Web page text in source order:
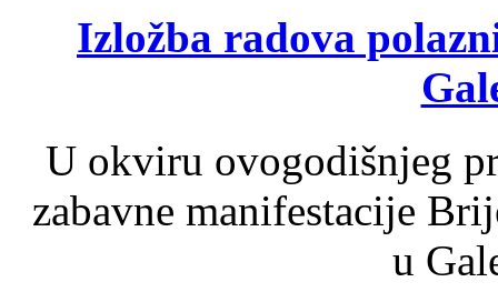
Izložba radova
U okviru ovogodišnjeg
zabavne manifestacije
u